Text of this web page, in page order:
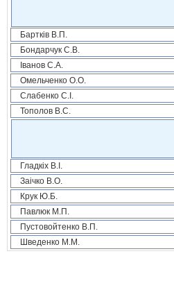
Бартків В.П.
Бондарчук С.В.
Іванов С.А.
Омельченко О.О.
Слабенко С.І.
Тополов В.С.
Гладкіх В.І.
Заічко В.О.
Крук Ю.Б.
Павлюк М.П.
Пустовойтенко В.П.
Шведенко М.М.